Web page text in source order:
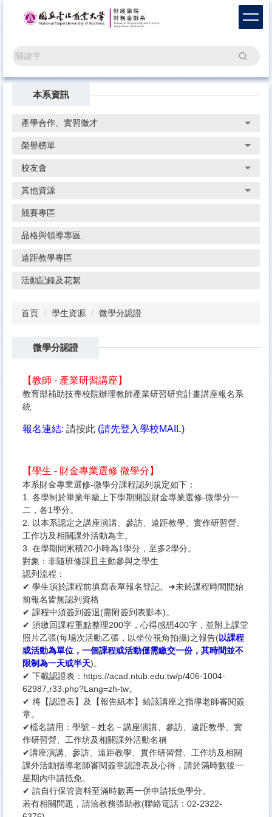
區
搜尋
本系資訊
產學合作、實習徵才
榮譽榜單
校友會
其他資源
競賽專區
品格與領導專區
遠距教學專區
活動記錄及花絮
首頁 學生資源 微學分認證
微學分認證
【教師 - 產業研習講座】
教育部補助技專校院辦理教師產業研習研究計畫講座報名系
統
報名連結: 請按此 (請先登入學校MAIL)
【學生 - 財金專業選修 微學分】
本系財金專業選修-微學分課程認列規定如下：
1. 各學制於畢業年級上下學期開設財金專業選修-微學分一
二，各1學分。
2. 以本系認定之講座演講、參訪、遠距教學、實作研習營、
工作坊及相關課外活動為主。
3. 在學期間累積20小時為1學分，至多2學分。
對象：非隨班修課且主動參與之學生
認列流程：
✔ 學生須於課程前填寫表單報名登記。➜未於課程時間開始
前報名皆無認列資格
✔ 課程中須簽到簽退(需附簽到表影本)。
✔ 須繳回課程重點整理200字，心得感想400字，並附上課堂
照片乙張(每場次活動乙張，以坐位視角拍攝)之報告(以課程
或活動為單位，一個課程或活動僅需繳交一份，其時間並不
限制為一天或半天)。
✔ 下載認證表：https://acad.ntub.edu.tw/p/406-1004-
62987,r33.php?Lang=zh-tw。
✔ 將【認證表】及【報告紙本】給該講座之指導老師審閱簽
章。
✔檔名請用：學號－姓名－講座演講、參訪、遠距教學、實
作研習營、工作坊及相關課外活動名稱
✔講座演講、參訪、遠距教學、實作研習營、工作坊及相關
課外活動指導老師審閱簽章認證表及心得，請於滿時數後一
星期內申請抵免。
✔ 請自行保管資料至滿時數再一併申請抵免學分。
若有相關問題，請洽教務張助教(聯絡電話：02-2322-